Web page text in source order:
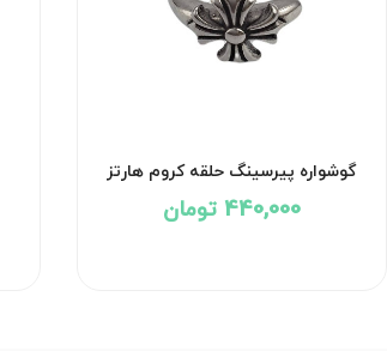
گوشواره پیرسینگ حلقه کروم هارتز
کد۲۷۰۴
440,000 تومان